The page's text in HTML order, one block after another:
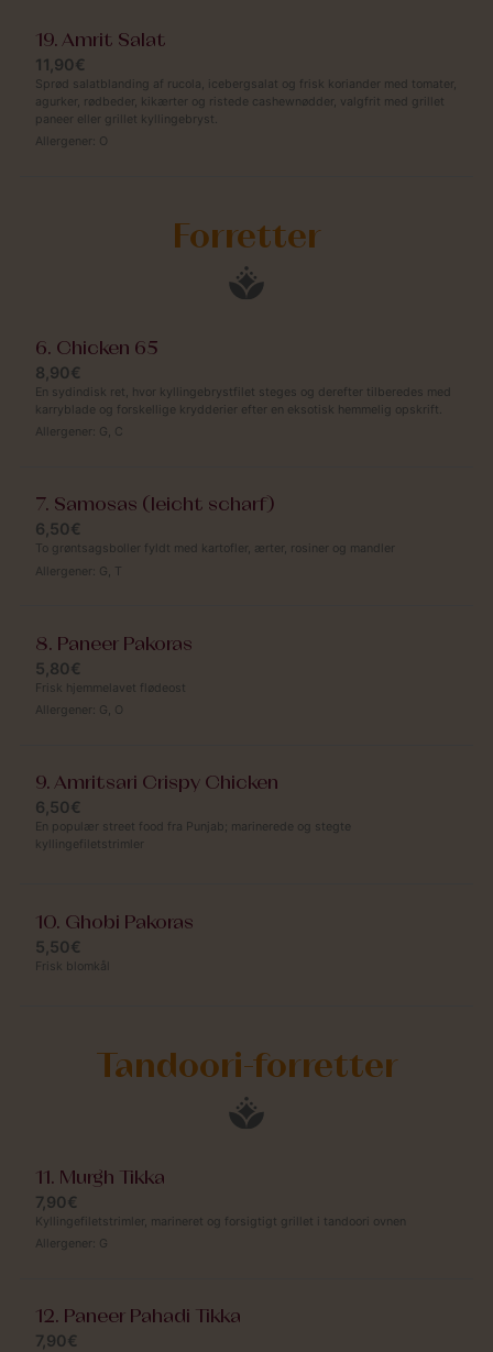
19. Amrit Salat
11,90€
Sprød salatblanding af rucola, icebergsalat og frisk koriander med tomater,
agurker, rødbeder, kikærter og ristede cashewnødder, valgfrit med grillet
paneer eller grillet kyllingebryst.
Allergener: O
Forretter
6. Chicken 65
8,90€
En sydindisk ret, hvor kyllingebrystfilet steges og derefter tilberedes med
karryblade og forskellige krydderier efter en eksotisk hemmelig opskrift.
Allergener: G, C
7. Samosas (leicht scharf)
6,50€
To grøntsagsboller fyldt med kartofler, ærter, rosiner og mandler
Allergener: G, T
8. Paneer Pakoras
5,80€
Frisk hjemmelavet flødeost
Allergener: G, O
9. Amritsari Crispy Chicken
6,50€
En populær street food fra Punjab; marinerede og stegte
kyllingefiletstrimler
10. Ghobi Pakoras
5,50€
Frisk blomkål
Tandoori-forretter
11. Murgh Tikka
7,90€
Kyllingefiletstrimler, marineret og forsigtigt grillet i tandoori ovnen
Allergener: G
12. Paneer Pahadi Tikka
7,90€